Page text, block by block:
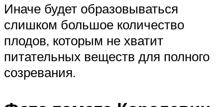
Иначе будет образовываться
слишком большое количество
плодов, которым не хватит
питательных веществ для полного
созревания.